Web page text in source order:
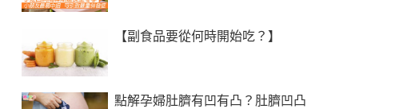
【副食品要從何時開始吃？】
點解孕婦肚臍有凹有凸？肚臍凹凸